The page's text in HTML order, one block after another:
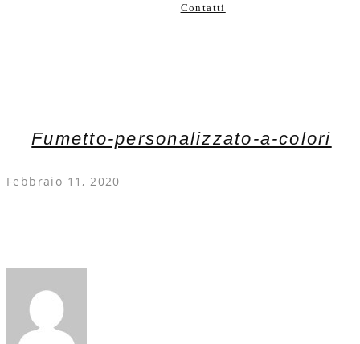
Contatti
Fumetto-personalizzato-a-colori
Febbraio 11, 2020